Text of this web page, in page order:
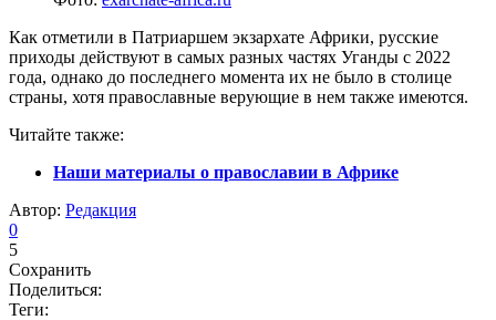
Как отметили в Патриаршем экзархате Африки, русские
приходы действуют в самых разных частях Уганды с 2022
года, однако до последнего момента их не было в столице
страны, хотя православные верующие в нем также имеются.
Читайте также:
Наши материалы о православии в Африке
Автор: Редакция
0
5
Сохранить
Поделиться:
Теги: